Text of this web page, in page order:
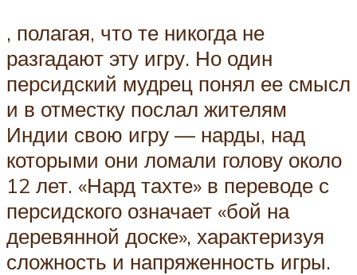
, полагая, что те никогда не
разгадают эту игру. Но один
персидский мудрец понял ее смысл
и в отместку послал жителям
Индии свою игру — нарды, над
которыми они ломали голову около
12 лет. «Нард тахте» в переводе с
персидского означает «бой на
деревянной доске», характеризуя
сложность и напряженность игры.